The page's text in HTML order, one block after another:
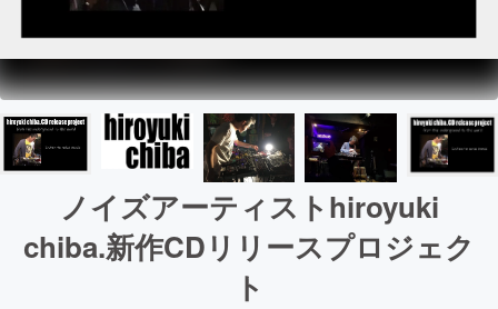
ノイズアーティストhiroyuki
chiba.新作CDリリースプロジェク
ト